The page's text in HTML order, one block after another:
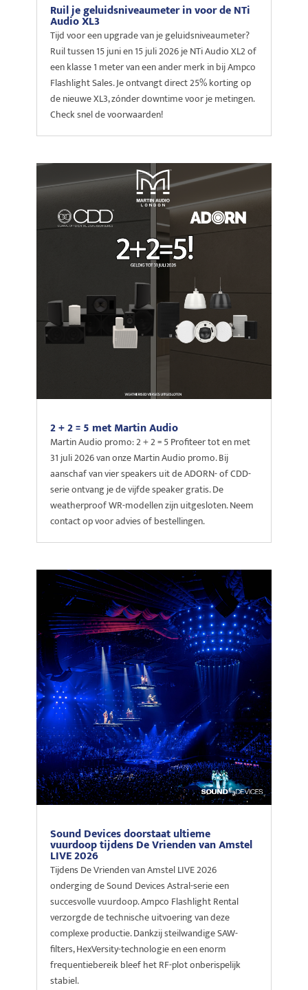
Ruil je geluidsniveaumeter in voor de NTi
Audio XL3
Tijd voor een upgrade van je geluidsniveaumeter?
Ruil tussen 15 juni en 15 juli 2026 je NTi Audio XL2 of
een klasse 1 meter van een ander merk in bij Ampco
Flashlight Sales. Je ontvangt direct 25% korting op
de nieuwe XL3, zónder downtime voor je metingen.
Check snel de voorwaarden!
2 + 2 = 5 met Martin Audio
Martin Audio promo: 2 + 2 = 5 Profiteer tot en met
31 juli 2026 van onze Martin Audio promo. Bij
aanschaf van vier speakers uit de ADORN- of CDD-
serie ontvang je de vijfde speaker gratis. De
weatherproof WR-modellen zijn uitgesloten. Neem
contact op voor advies of bestellingen.
Sound Devices doorstaat ultieme
vuurdoop tijdens De Vrienden van Amstel
LIVE 2026
Tijdens De Vrienden van Amstel LIVE 2026
onderging de Sound Devices Astral-serie een
succesvolle vuurdoop. Ampco Flashlight Rental
verzorgde de technische uitvoering van deze
complexe productie. Dankzij steilwandige SAW-
filters, HexVersity-technologie en een enorm
frequentiebereik bleef het RF-plot onberispelijk
stabiel.